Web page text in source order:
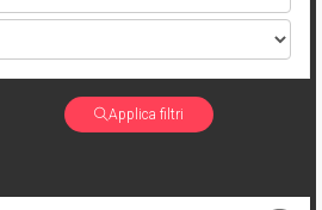
Applica filtri